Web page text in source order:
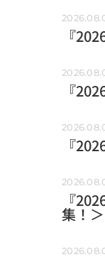
『
『
『
『
集！＞